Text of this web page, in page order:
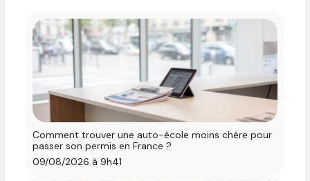
Comment trouver une auto-école moins chère pour
passer son permis en France ?
09/08/2026 à 9h41